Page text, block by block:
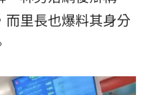
而里長也爆料其身分